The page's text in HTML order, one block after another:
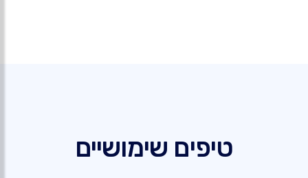
טיפים שימושיים